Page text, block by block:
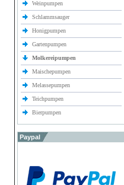
Weinpumpen
Schlammsauger
Honigpumpen
Gartenpumpen
Molkereipumpen
Maischepumpen
Melassepumpen
Teichpumpen
Bierpumpen
Paypal